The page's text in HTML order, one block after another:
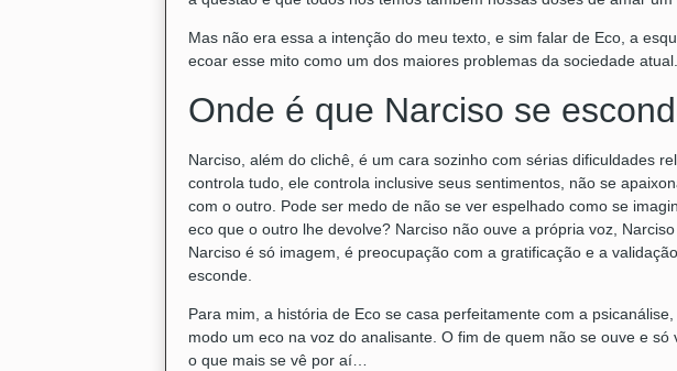
Mas não era essa a intenção do meu texto, e sim falar de Eco, a
ecoar esse mito como um dos maiores problemas da sociedade atual.
Onde é que Narciso se
Narciso, além do clichê, é um cara sozinho com sérias dificuldades
controla tudo, ele controla inclusive seus sentimentos, não se
com o outro. Pode ser medo de não se ver espelhado como se
eco que o outro lhe devolve? Narciso não ouve a própria voz,
Narciso é só imagem, é preocupação com a gratificação e a
esconde.
Para mim, a história de Eco se casa perfeitamente com a
modo um eco na voz do analisante. O fim de quem não se ouve e
o que mais se vê por aí…